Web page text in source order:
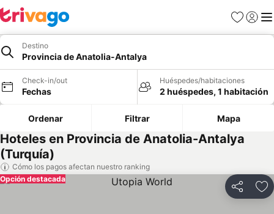
Favoritos
Iniciar
Destino
Provincia de Anatolia-Antalya
Check-in/out
Fechas
Huéspedes/habitaciones
2 huéspedes, 1 habitación
Ordenar Filtrar Mapa
Hoteles en Provincia de Anatolia-Antalya
(Turquía)
Cómo los pagos afectan nuestro ranking
Compartir
Opción destacada